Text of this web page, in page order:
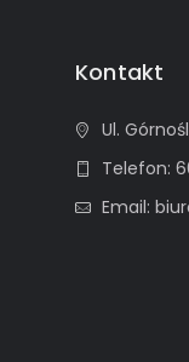
Kontakt
Ul.
Telefon:
Email: